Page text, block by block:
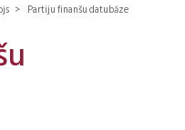
> Partiju finanšu datubāze